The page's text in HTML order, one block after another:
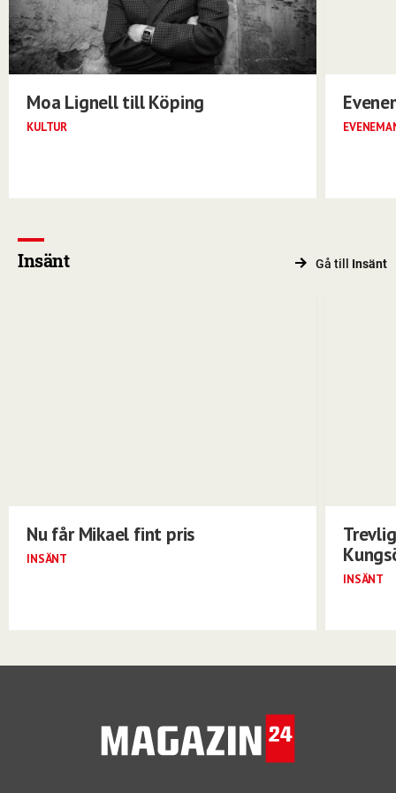
Moa Lignell till Köping
KULTUR
Insänt Gå till Insänt
Nu får Mikael fint pris
INSÄNT
INSÄNT